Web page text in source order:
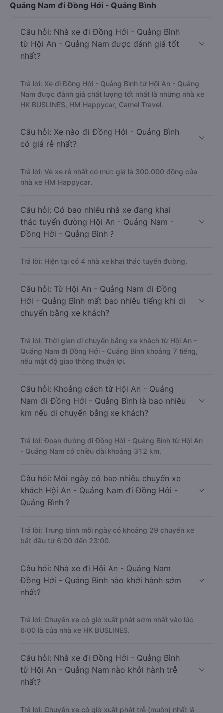
Quảng Nam đi Đồng Hới - Quảng Bình
Câu hỏi: Nhà xe đi Đồng Hới - Quảng Bình
từ Hội An - Quảng Nam được đánh giá tốt
nhất?
Trả lời: Xe đi Đồng Hới - Quảng Bình từ Hội An - Quảng
Nam được đánh giá chất lượng tốt nhất là những nhà xe
HK BUSLINES, HM Happycar, Camel Travel.
Câu hỏi: Xe nào đi Đồng Hới - Quảng Bình
có giá rẻ nhất?
Trả lời: Vé xe rẻ nhất có mức giá là 300.000 đồng của
nhà xe HM Happycar.
Câu hỏi: Có bao nhiêu nhà xe đang khai
thác tuyến đường Hội An - Quảng Nam -
Đồng Hới - Quảng Bình ?
Trả lời: Hiện tại có 4 nhà xe khai thác tuyến đường.
Câu hỏi: Từ Hội An - Quảng Nam đi Đồng
Hới - Quảng Bình mất bao nhiêu tiếng khi di
chuyển bằng xe khách?
Trả lời: Thời gian di chuyển bằng xe khách từ Hội An -
Quảng Nam đi Đồng Hới - Quảng Bình khoảng 7 tiếng,
nếu mật độ giao thông thuận lợi.
Câu hỏi: Khoảng cách từ Hội An - Quảng
Nam đi Đồng Hới - Quảng Bình là bao nhiêu
km nếu di chuyển bằng xe khách?
Trả lời: Đoạn đường đi Đồng Hới - Quảng Bình từ Hội An
- Quảng Nam có chiều dài khoảng 312 km.
Câu hỏi: Mỗi ngày có bao nhiêu chuyến xe
khách Hội An - Quảng Nam đi Đồng Hới -
Quảng Bình ?
Trả lời: Trung bình mỗi ngày có khoảng 29 chuyến xe
bắt đầu từ 6:00 đến 23:00.
Câu hỏi: Nhà xe đi Hội An - Quảng Nam
Đồng Hới - Quảng Bình nào khởi hành sớm
nhất?
Trả lời: Chuyến xe có giờ xuất phát sớm nhất vào lúc
6:00 là của nhà xe HK BUSLINES.
Câu hỏi: Nhà xe đi Đồng Hới - Quảng Bình
từ Hội An - Quảng Nam nào khởi hành trễ
nhất?
Trả lời: Chuyến xe có giờ xuất phát trễ (muộn) nhất là